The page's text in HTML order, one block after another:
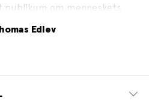
om menneskets
Edlev